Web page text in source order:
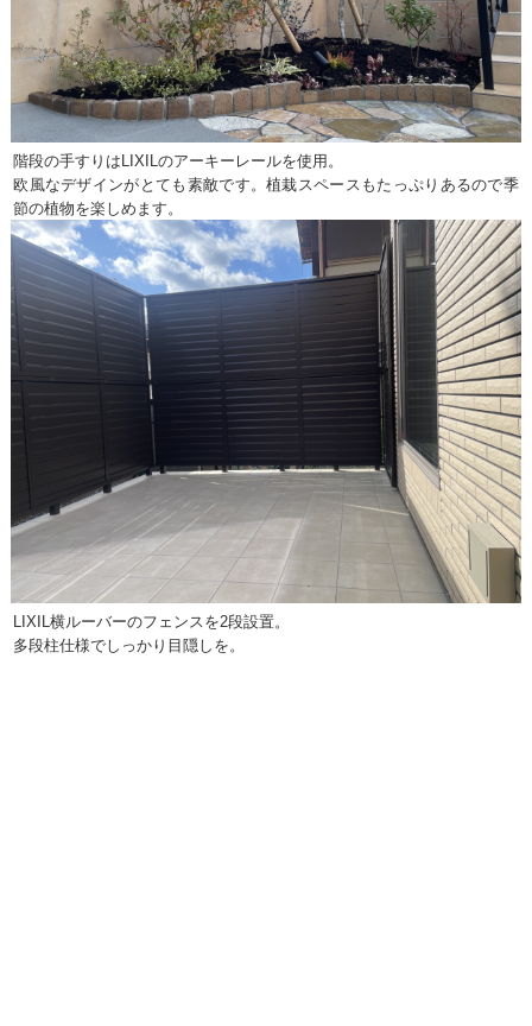
階段の手すりはLIXILのアーキーレールを使用。
欧風なデザインがとても素敵です。植栽スペースもたっぷりあるので季
節の植物を楽しめます。
LIXIL横ルーバーのフェンスを2段設置。
多段柱仕様でしっかり目隠しを。